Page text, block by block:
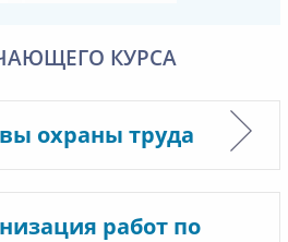
КУРСА
охраны труда
работ по